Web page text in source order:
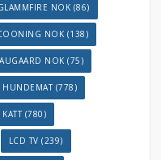
NOK (86)
NOK (138)
NOK (75)
HUNDEMAT(778)
KATT(780)
LCD TV (239)